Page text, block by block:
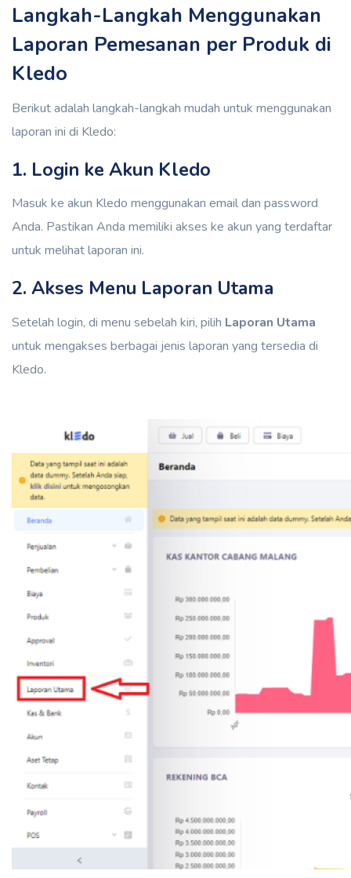
Langkah-Langkah Menggunakan
Laporan Pemesanan per Produk di
Kledo
Berikut adalah langkah-langkah mudah untuk menggunakan
laporan ini di Kledo:
1. Login ke Akun Kledo
Masuk ke akun Kledo menggunakan email dan password
Anda. Pastikan Anda memiliki akses ke akun yang terdaftar
untuk melihat laporan ini.
2. Akses Menu Laporan Utama
Setelah login, di menu sebelah kiri, pilih Laporan Utama
untuk mengakses berbagai jenis laporan yang tersedia di
Kledo.